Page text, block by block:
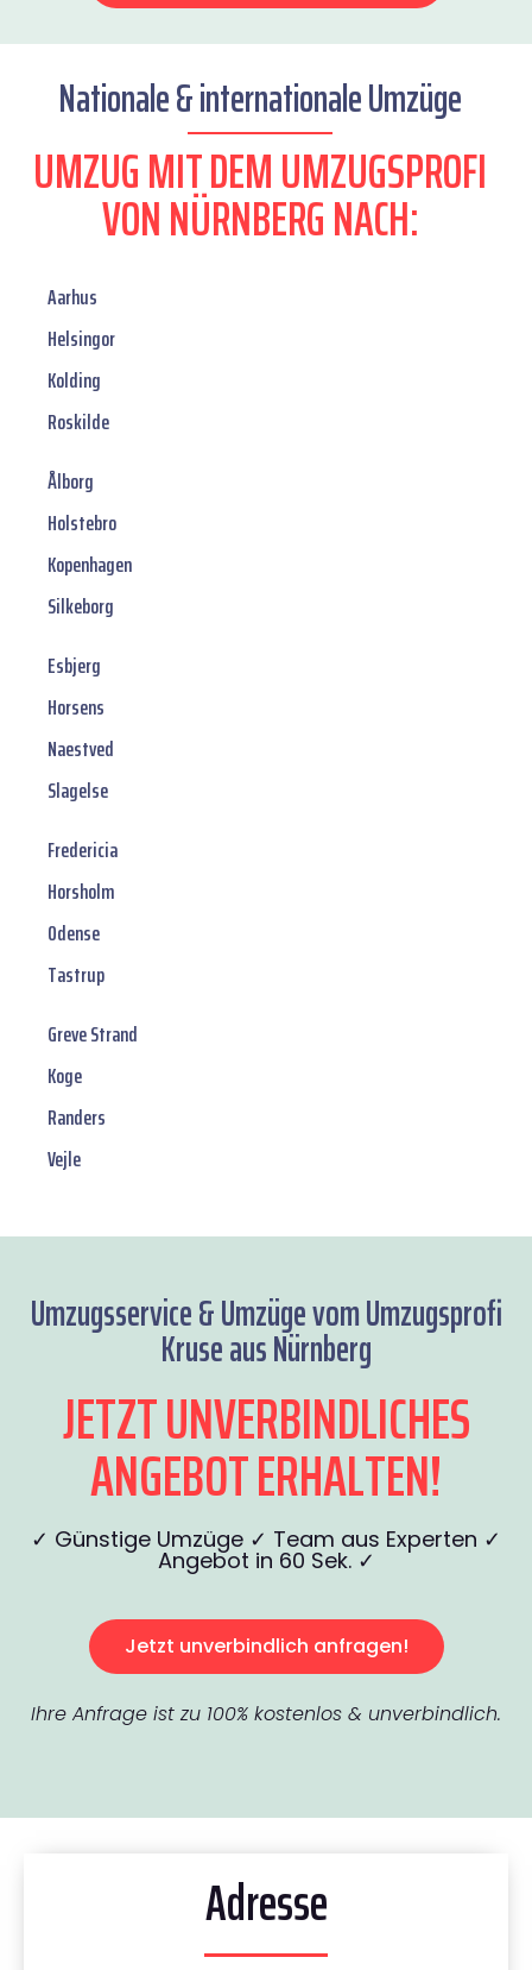
Nationale & internationale Umzüge
UMZUG MIT DEM UMZUGSPROFI
VON NÜRNBERG NACH:
Aarhus
Helsingor
Kolding
Roskilde
Ålborg
Holstebro
Kopenhagen
Silkeborg
Esbjerg
Horsens
Naestved
Slagelse
Fredericia
Horsholm
Odense
Tastrup
Greve Strand
Koge
Randers
Vejle
Umzugsservice & Umzüge vom Umzugsprofi
Kruse aus Nürnberg
JETZT UNVERBINDLICHES
ANGEBOT ERHALTEN!
✓ Günstige Umzüge ✓ Team aus Experten ✓
Angebot in 60 Sek. ✓
Jetzt unverbindlich anfragen!
Ihre Anfrage ist zu 100% kostenlos & unverbindlich.
Adresse